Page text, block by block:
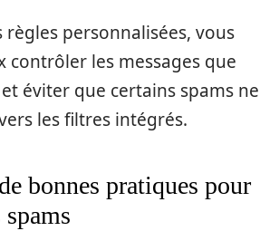
règles personnalisées, vous
contrôler les messages que
éviter que certains spams ne
les filtres intégrés.
bonnes pratiques pour